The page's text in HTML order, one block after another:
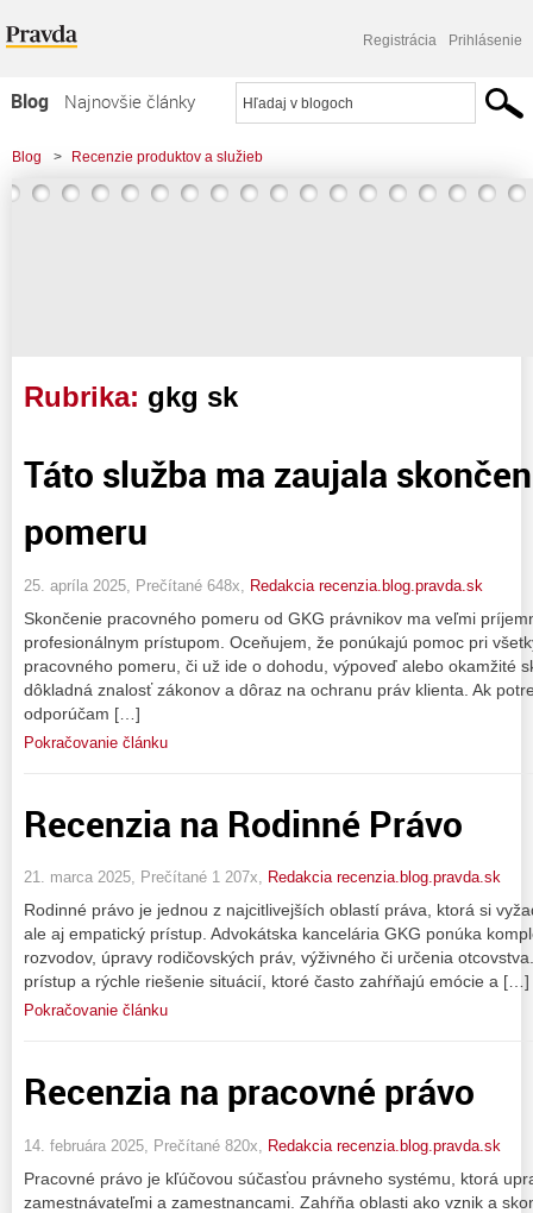
Registrácia Prihlásenie
Blog
Najnovšie články
Najčítanejšie články
Najkomentovanejšie články
Blog > Recenzie produktov a služieb
Rubrika: gkg sk
Táto služba ma zaujala
pomeru
25. apríla 2025, Prečítané 648x, Redakcia recenzia.blog.pravda.sk
Skončenie pracovného pomeru od GKG právnikov ma veľmi
profesionálnym prístupom. Oceňujem, že ponúkajú pomoc pri
pracovného pomeru, či už ide o dohodu, výpoveď alebo okamžité
dôkladná znalosť zákonov a dôraz na ochranu práv klienta. Ak
odporúčam […]
Pokračovanie článku
Recenzia na Rodinné Právo
21. marca 2025, Prečítané 1 207x, Redakcia recenzia.blog.pravda.sk
Rodinné právo je jednou z najcitlivejších oblastí práva, ktorá si
ale aj empatický prístup. Advokátska kancelária GKG ponúka
rozvodov, úpravy rodičovských práv, výživného či určenia
prístup a rýchle riešenie situácií, ktoré často zahŕňajú emócie a […]
Pokračovanie článku
Recenzia na pracovné právo
14. februára 2025, Prečítané 820x, Redakcia recenzia.blog.pravda.sk
Pracovné právo je kľúčovou súčasťou právneho systému, ktorá
zamestnávateľmi a zamestnancami. Zahŕňa oblasti ako vznik a